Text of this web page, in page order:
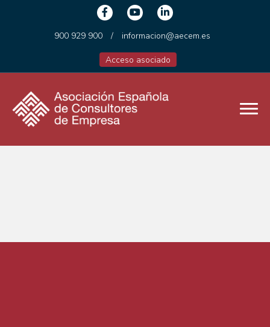
900 929 900 / informacion@aecem.es
Acceso asociado